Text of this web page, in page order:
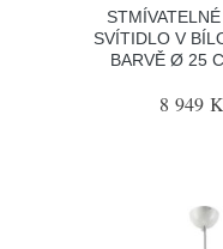
SVÍTIDLO V
BARVĚ Ø 25
8 949